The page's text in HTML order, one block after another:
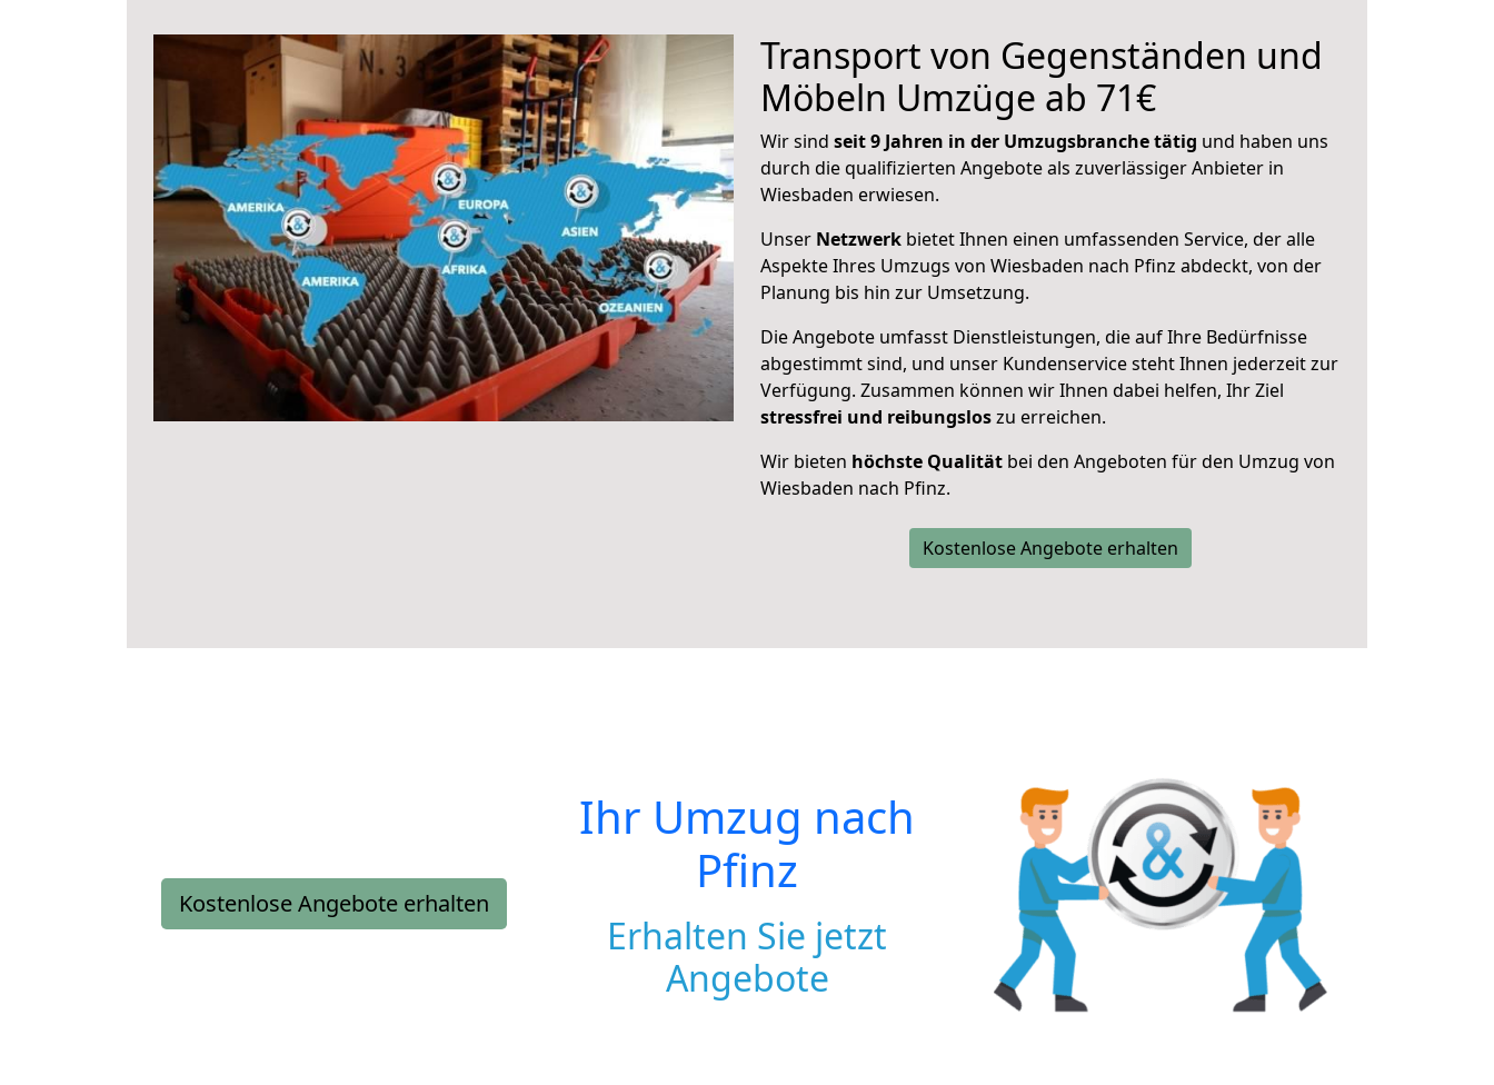
Transport von Gegenständen und
Möbeln Umzüge ab 71€
Wir sind seit 9 Jahren in der Umzugsbranche tätig und haben uns
durch die qualifizierten Angebote als zuverlässiger Anbieter in
Wiesbaden erwiesen.
Unser Netzwerk bietet Ihnen einen umfassenden Service, der alle
Aspekte Ihres Umzugs von Wiesbaden nach Pfinz abdeckt, von der
Planung bis hin zur Umsetzung.
Die Angebote umfasst Dienstleistungen, die auf Ihre Bedürfnisse
abgestimmt sind, und unser Kundenservice steht Ihnen jederzeit zur
Verfügung. Zusammen können wir Ihnen dabei helfen, Ihr Ziel
stressfrei und reibungsloszu erreichen.
Wir bieten höchste Qualität bei den Angeboten für den Umzug von
Wiesbaden nach Pfinz.
Kostenlose Angebote erhalten
Kostenlose Angebote erhalten
Ihr Umzug nach
Pfinz
Erhalten Sie jetzt
Angebote